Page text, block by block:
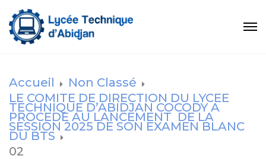
Accueil
Non Classé
LE COMITE DE DIRECTION DU LYCEE
TECHNIQUE D’ABIDJAN COCODY A
PROCEDE AU LANCEMENT DE LA
SESSION 2025 DE SON EXAMEN BLANC
DU BTS
02